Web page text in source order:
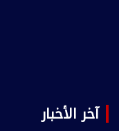
آخر الأخبار